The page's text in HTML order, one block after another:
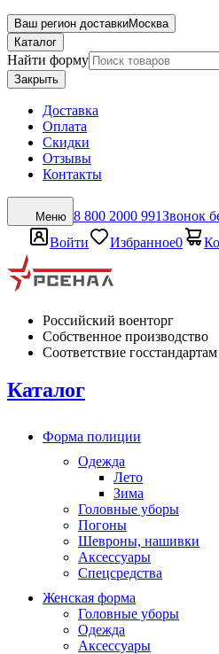
Ваш регион доставкиМосква
Каталог
Найти форму
Закрыть
Доставка
Оплата
Скидки
Отзывы
Контакты
Меню 8 800 2000 991Звонок
Войти
Избранное0
Российский военторг
Собственное производство
Соответствие госстандартам
Каталог
Форма полиции
Одежда
Лето
Зима
Головные уборы
Погоны
Шевроны, нашивки
Аксессуары
Спецсредства
Женская форма
Головные уборы
Одежда
Аксессуары